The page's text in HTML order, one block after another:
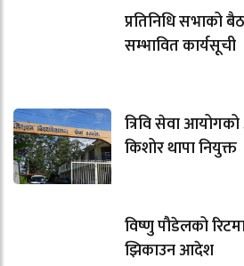
प्रतिनिधि सभाको
सम्भावित कार्यसूची
त्रिवि सेवा
किशोर थापा नियुक्त
विष्णु पौडेलको
झिकाउन आदेश